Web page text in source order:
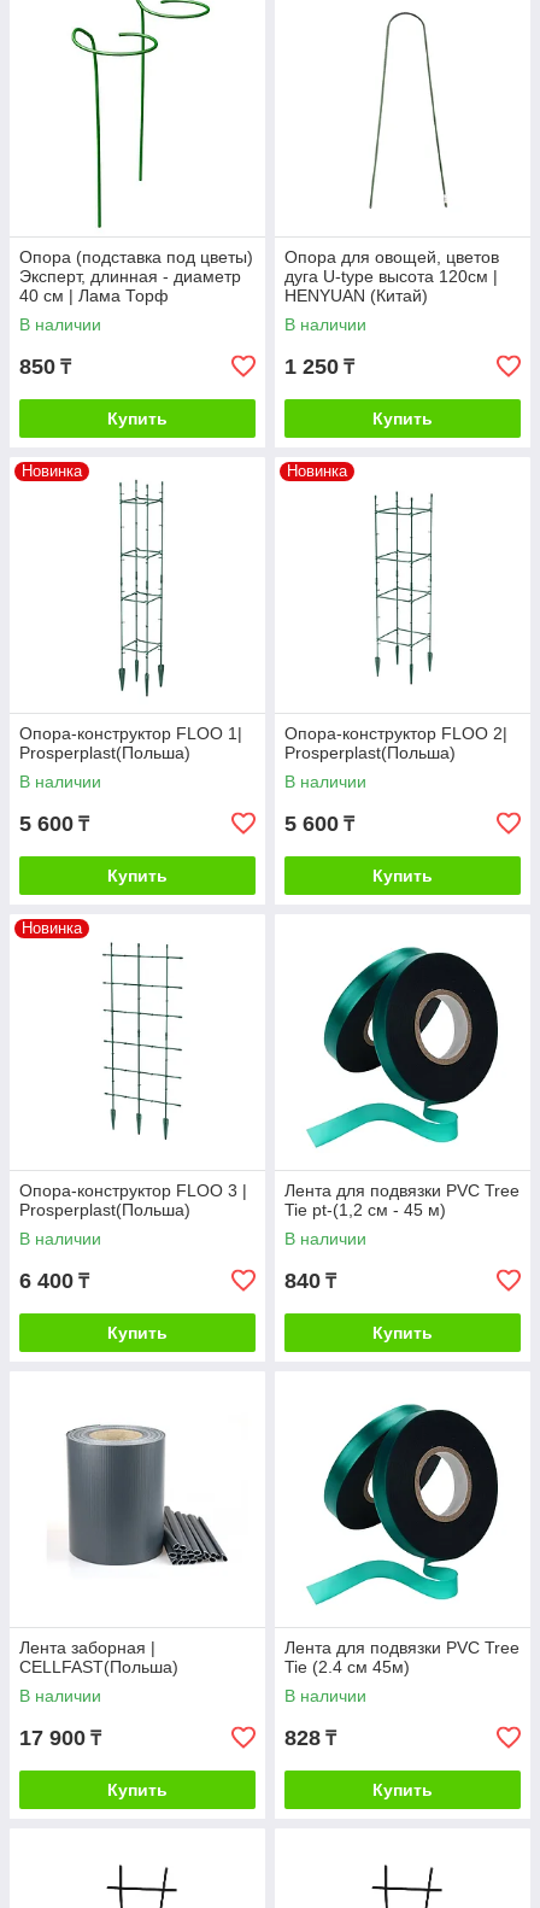
Опора (подставка под цветы)
Эксперт, длинная - диаметр
40 см | Лама Торф
В наличии
850 ₸
Купить
Опора для овощей, цветов
дуга U-type высота 120см |
HENYUAN (Китай)
В наличии
1 250 ₸
Купить
Новинка
Опора-конструктор FLOO 1|
Prosperplast(Польша)
В наличии
5 600 ₸
Купить
Новинка
Опора-конструктор FLOO 2|
Prosperplast(Польша)
В наличии
5 600 ₸
Купить
Новинка
Опора-конструктор FLOO 3 |
Prosperplast(Польша)
В наличии
6 400 ₸
Купить
Лента для подвязки PVC Tree
Tie pt-(1,2 см - 45 м)
В наличии
840 ₸
Купить
Лента заборная |
CELLFAST(Польша)
В наличии
17 900 ₸
Купить
Лента для подвязки PVC Tree
Tie (2.4 cм 45м)
В наличии
828 ₸
Купить